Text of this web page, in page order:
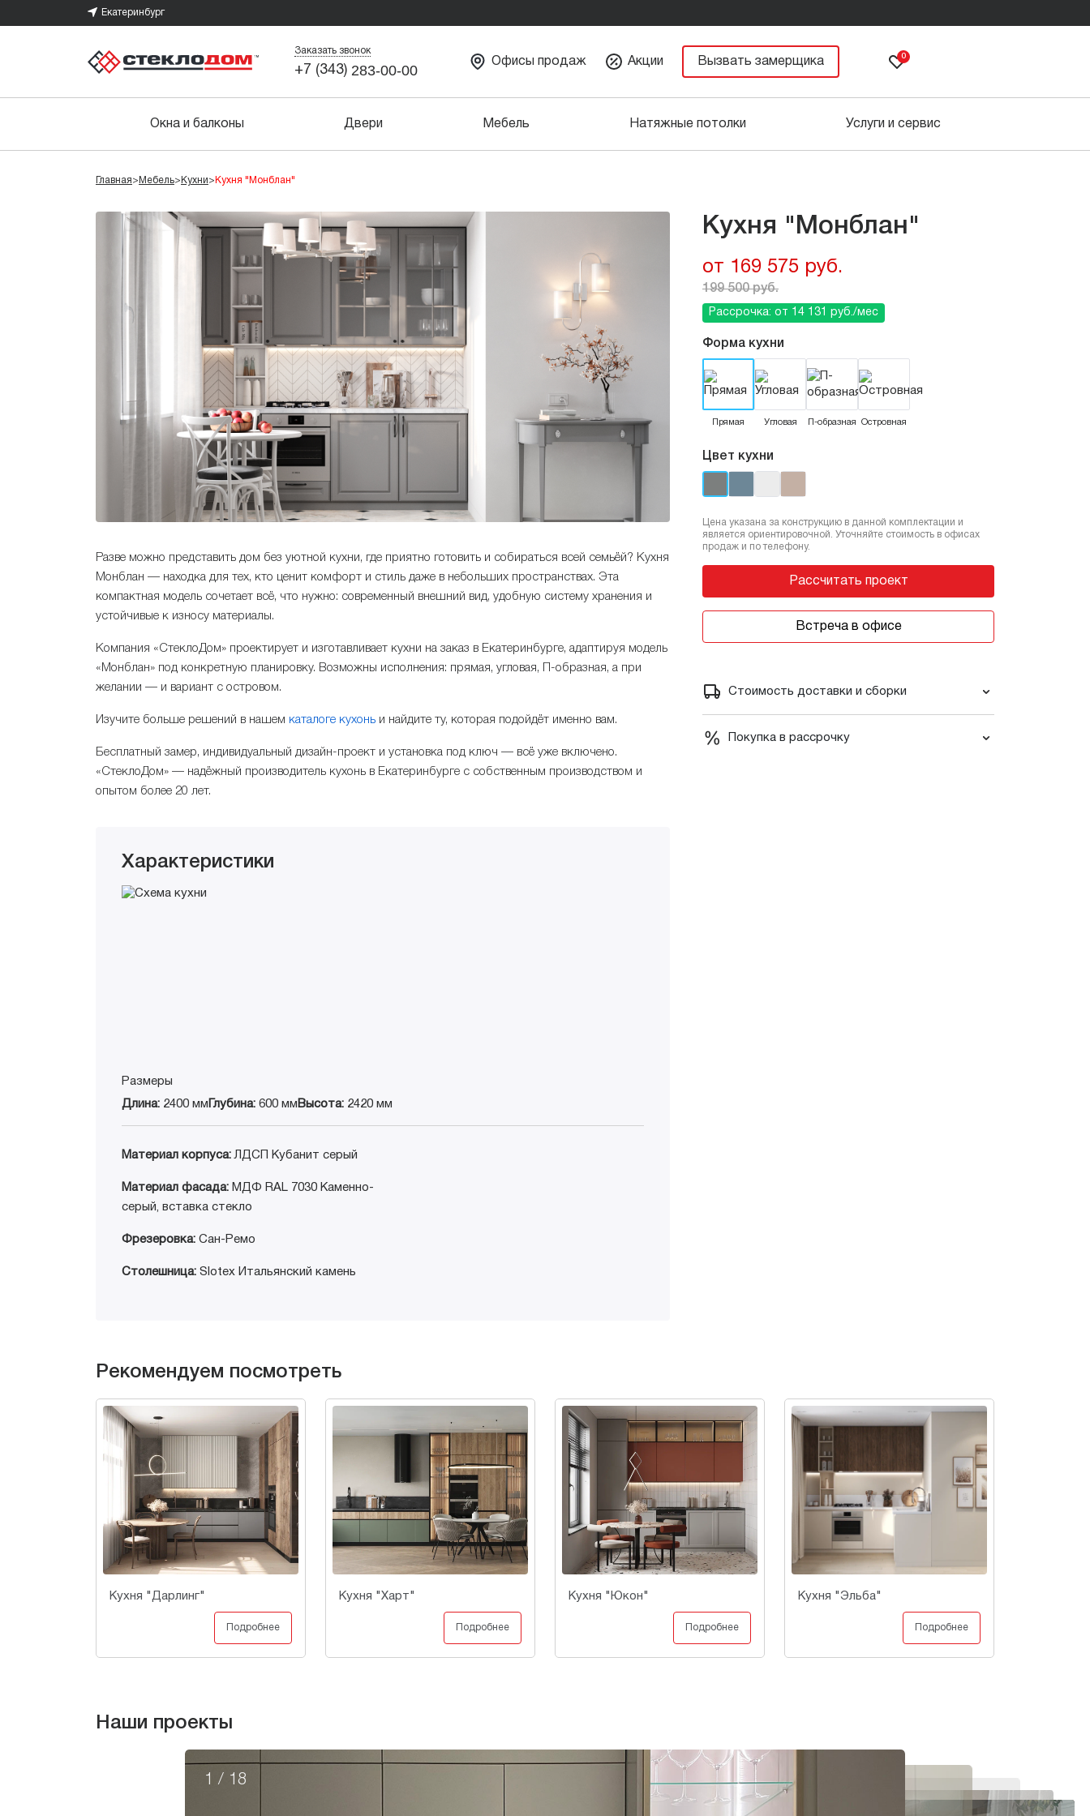
Екатеринбург
Заказать звонок
+7 (343) 283-00-00
Офисы продаж Акции Вызвать замерщика 0
Окна и балконы Двери Мебель Натяжные потолки Услуги и сервис
Главная> Мебель> Кухни> Кухня "Монблан"
Кухня "Монблан"
от 169 575 руб.
199 500 руб.
Рассрочка: от 14 131 руб./мес
Форма кухни
Прямая Угловая П-образная Островная
Цвет кухни
Цена указана за конструкцию в данной комплектации и
является ориентировочной. Уточняйте стоимость в офисах
продаж и по телефону.
Рассчитать проект
Встреча в офисе
Стоимость доставки и сборки
Покупка в рассрочку
Разве можно представить дом без уютной кухни, где приятно готовить и собираться всей семьёй? Кухня
Монблан — находка для тех, кто ценит комфорт и стиль даже в небольших пространствах. Эта
компактная модель сочетает всё, что нужно: современный внешний вид, удобную систему хранения и
устойчивые к износу материалы.
Компания «СтеклоДом» проектирует и изготавливает кухни на заказ в Екатеринбурге, адаптируя модель
«Монблан» под конкретную планировку. Возможны исполнения: прямая, угловая, П-образная, а при
желании — и вариант с островом.
Изучите больше решений в нашем каталоге кухонь и найдите ту, которая подойдёт именно вам.
Бесплатный замер, индивидуальный дизайн-проект и установка под ключ — всё уже включено.
«СтеклоДом» — надёжный производитель кухонь в Екатеринбурге с собственным производством и
опытом более 20 лет.
Характеристики
Размеры
Длина: 2400 мм Глубина: 600 мм Высота: 2420 мм
Материал корпуса: ЛДСП Кубанит серый
Материал фасада: МДФ RAL 7030 Каменно-
серый, вставка стекло
Фрезеровка: Сан-Ремо
Столешница: Slotex Итальянский камень
Рекомендуем посмотреть
Кухня "Дарлинг"
Подробнее
Кухня "Харт"
Подробнее
Кухня "Юкон"
Подробнее
Кухня "Эльба"
Подробнее
Наши проекты
1 / 18